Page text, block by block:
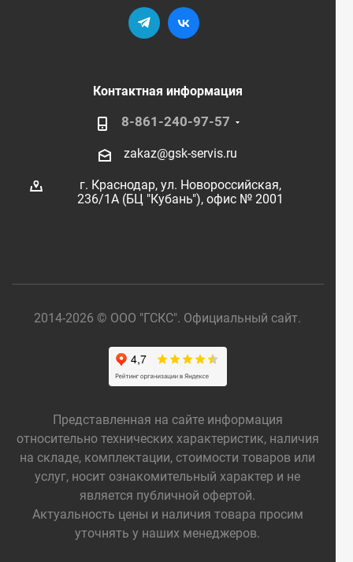
Контактная информация
8-861-240-97-57
zakaz@gsk-servis.ru
г. Краснодар, ул. Новороссийская,
236/1А (БЦ "Кубань"), офис № 2001
2014-2026 © ООО "ГСКС". Официальный сайт.
Представленная на сайте информация
относительно технических характеристик, наличия
на складе, комплектации, стоимости товаров или
услуг, носит ознакомительный характер и не
является публичной офертой.
Актуальность цены и наличия товара просим
уточнять у наших менеджеров.